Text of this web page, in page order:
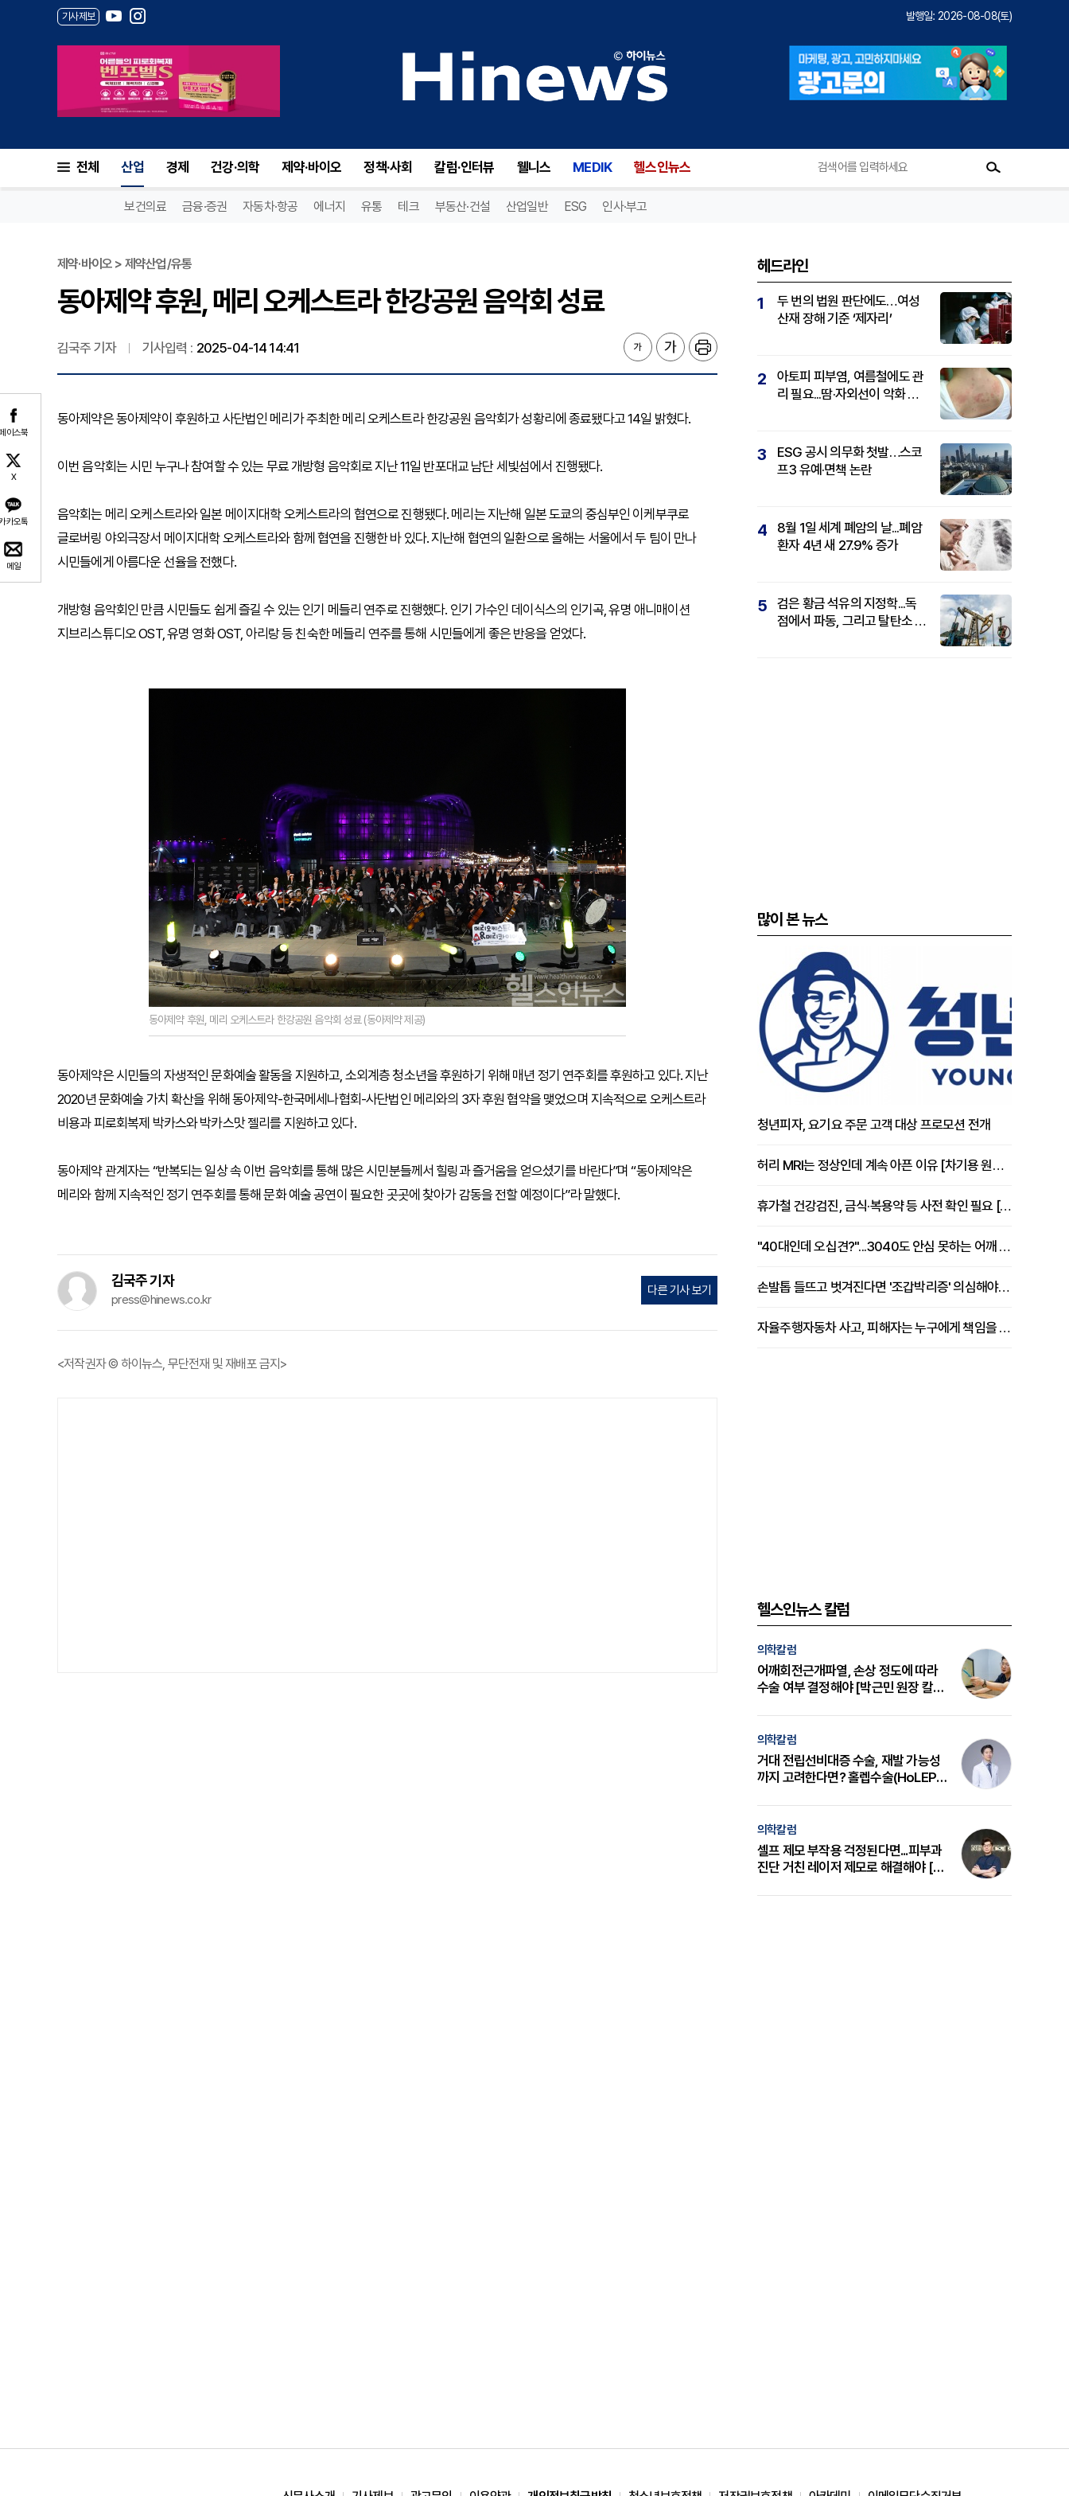
기사제보 발행일: 2026-08-08(토)
전체 산업 경제 건강·의학 제약·바이오 정책·사회 칼럼·인터뷰 웰니스 MEDIK 헬스인뉴스
보건의료 금융·증권 자동차·항공 에너지 유통 테크 부동산·건설 산업일반 ESG 인사·부고
이스북
X
카오톡
메일
제약·바이오 > 제약산업/유통
동아제약 후원, 메리 오케스트라 한강공원 음악회 성료
김국주 기자 기사입력 : 2025-04-14 14:41
동아제약은 동아제약이 후원하고 사단법인 메리가 주최한 메리 오케스트라 한강공원 음악회가 성황리에 종료됐다고 14일 밝혔다.
이번 음악회는 시민 누구나 참여할 수 있는 무료 개방형 음악회로 지난 11일 반포대교 남단 세빛섬에서 진행됐다.
음악회는 메리 오케스트라와 일본 메이지대학 오케스트라의 협연으로 진행됐다. 메리는 지난해 일본 도쿄의 중심부인 이케부쿠로
글로버링 야외극장서 메이지대학 오케스트라와 함께 협연을 진행한 바 있다. 지난해 협연의 일환으로 올해는 서울에서 두 팀이 만나
시민들에게 아름다운 선율을 전했다.
개방형 음악회인 만큼 시민들도 쉽게 즐길 수 있는 인기 메들리 연주로 진행했다. 인기 가수인 데이식스의 인기곡, 유명 애니매이션
지브리스튜디오 OST, 유명 영화 OST, 아리랑 등 친숙한 메들리 연주를 통해 시민들에게 좋은 반응을 얻었다.
동아제약 후원, 메리 오케스트라 한강공원 음악회 성료 (동아제약 제공)
동아제약은 시민들의 자생적인 문화예술 활동을 지원하고, 소외계층 청소년을 후원하기 위해 매년 정기 연주회를 후원하고 있다. 지난
2020년 문화예술 가치 확산을 위해 동아제약-한국메세나협회-사단법인 메리와의 3자 후원 협약을 맺었으며 지속적으로 오케스트라
비용과 피로회복제 박카스와 박카스맛 젤리를 지원하고 있다.
동아제약 관계자는 “반복되는 일상 속 이번 음악회를 통해 많은 시민분들께서 힐링과 즐거움을 얻으셨기를 바란다”며 “동아제약은
메리와 함께 지속적인 정기 연주회를 통해 문화 예술 공연이 필요한 곳곳에 찾아가 감동을 전할 예정이다”라 말했다.
김국주 기자
press@hinews.co.kr
다른 기사 보기
<저작권자 © 하이뉴스, 무단전재 및 재배포 금지>
헤드라인
1
두 번의 법원 판단에도…여성
산재 장해 기준 ‘제자리’
2
아토피 피부염, 여름철에도 관
리 필요...땀·자외선이 악화 요
3
ESG 공시 의무화 첫발…스코
프3 유예·면책 논란
4
8월 1일 세계 폐암의 날...폐암
환자 4년 새 27.9% 증가
5
검은 황금 석유의 지정학...독
점에서 파동, 그리고 탈탄소 패
많이 본 뉴스
청년피자, 요기요 주문 고객 대상 프로모션 전개
허리 MRI는 정상인데 계속 아픈 이유 [차기용 원장 칼럼]
휴가철 건강검진, 금식·복용약 등 사전 확인 필요 [정도감 원장 칼럼]
"40대인데 오십견?"...3040도 안심 못하는 어깨 유착성 관절낭염
손발톱 들뜨고 벗겨진다면 '조갑박리증' 의심해야 [김철윤 원장 칼럼]
자율주행자동차 사고, 피해자는 누구에게 책임을 물을 수 있을까
헬스인뉴스 칼럼
의학칼럼
어깨회전근개파열, 손상 정도에 따라
수술 여부 결정해야 [박근민 원장 칼
의학칼럼
거대 전립선비대증 수술, 재발 가능성
까지 고려한다면? 홀렙수술(HoLEP)
의학칼럼
셀프 제모 부작용 걱정된다면...피부과
진단 거친 레이저 제모로 해결해야 [변